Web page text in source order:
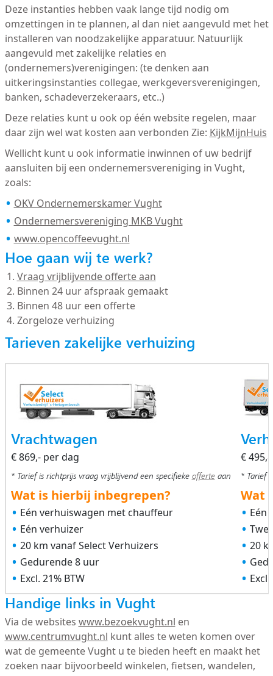
Deze instanties hebben vaak lange tijd nodig om
omzettingen in te plannen, al dan niet aangevuld met het
installeren van noodzakelijke apparatuur. Natuurlijk
aangevuld met zakelijke relaties en
(ondernemers)verenigingen: (te denken aan
uitkeringsinstanties collegae, werkgeversverenigingen,
banken, schadeverzekeraars, etc..)
Deze relaties kunt u ook op één website regelen, maar
daar zijn wel wat kosten aan verbonden Zie: KijkMijnHuis
Wellicht kunt u ook informatie inwinnen of uw bedrijf
aansluiten bij een ondernemersvereniging in Vught,
zoals:
OKV Ondernemerskamer Vught
Ondernemersvereniging MKB Vught
www.opencoffeevught.nl
Hoe gaan wij te werk?
Vraag vrijblijvende offerte aan
Binnen 24 uur afspraak gemaakt
Binnen 48 uur een offerte
Zorgeloze verhuizing
Tarieven zakelijke verhuizing
Vrachtwagen
€ 869,- per dag
* Tarief is richtprijs vraag vrijblijvend een specifieke offerteaan
Wat is hierbij inbegrepen?
Eén verhuiswagen met chauffeur
Eén verhuizer
20 km vanaf Select Verhuizers
Gedurende 8 uur
Excl. 21% BTW
€
* Tarief
Wat
Eén
20
Excl.
Handige links in Vught
Via de websites www.bezoekvught.nl en
www.centrumvught.nl kunt alles te weten komen over
wat de gemeente Vught u te bieden heeft en maakt het
zoeken naar bijvoorbeeld winkelen, fietsen, wandelen,